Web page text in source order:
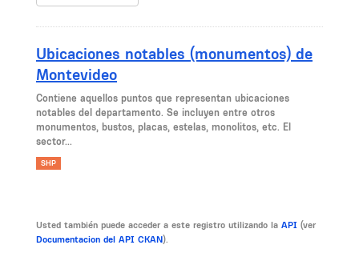
Ubicaciones notables (monumentos) de
Montevideo
Contiene aquellos puntos que representan ubicaciones
notables del departamento. Se incluyen entre otros
monumentos, bustos, placas, estelas, monolitos, etc. El
sector...
SHP
Usted también puede acceder a este registro utilizando la API (ver
Documentacion del API CKAN).